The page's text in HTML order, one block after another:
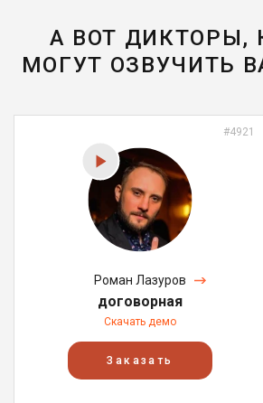
А ВОТ ДИКТОРЫ,
МОГУТ ОЗВУЧИТЬ
#4921
Роман Лазуров
договорная
Скачать демо
Заказать